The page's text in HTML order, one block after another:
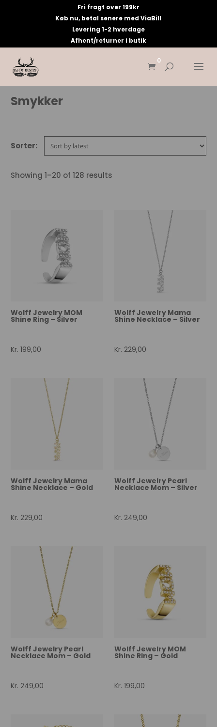
Fri fragt over 199kr
Køb nu, betal senere med ViaBill
Levering 1-2 hverdage
Afhent/returner i butik
0
Smykker
Showing 1–20 of 128 results
Wolff Jewelry MOM
Shine Ring – Silver
Kr. 199,00
Wolff Jewelry Mama
Shine Necklace – Silver
Kr. 229,00
Wolff Jewelry Mama
Shine Necklace – Gold
Kr. 229,00
Wolff Jewelry Pearl
Necklace Mom – Silver
Kr. 249,00
Wolff Jewelry Pearl
Necklace Mom – Gold
Kr. 249,00
Wolff Jewelry MOM
Shine Ring – Gold
Kr. 199,00